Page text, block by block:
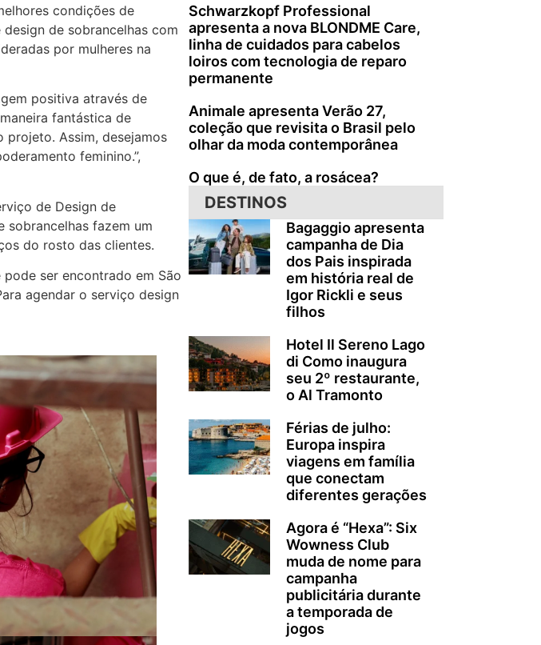
condições de
de sobrancelhas com
por mulheres na
positiva através de
fantástica de
projeto. Assim, desejamos
feminino.”,
de Design de
sobrancelhas fazem um
do rosto das clientes.
ser encontrado em São
agendar o serviço design
Schwarzkopf Professional
apresenta a nova BLONDME Care,
linha de cuidados para cabelos
loiros com tecnologia de reparo
permanente
Animale apresenta Verão 27,
coleção que revisita o Brasil pelo
olhar da moda contemporânea
O que é, de fato, a rosácea?
DESTINOS
Bagaggio apresenta
campanha de Dia
dos Pais inspirada
em história real de
Igor Rickli e seus
filhos
Hotel Il Sereno Lago
di Como inaugura
seu 2º restaurante,
o Al Tramonto
Férias de julho:
Europa inspira
viagens em família
que conectam
diferentes gerações
Agora é “Hexa”: Six
Wowness Club
muda de nome para
campanha
publicitária durante
a temporada de
jogos